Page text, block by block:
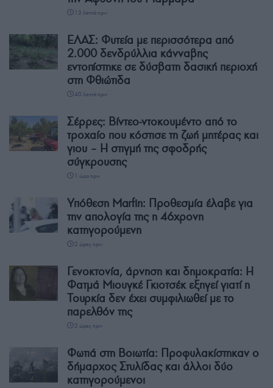
13 λεπτά πριν
ΕΛΑΣ: Φυτεία με περισσότερα από
2.000 δενδρύλλια κάνναβης
εντοπίστηκε σε δύσβατη δασική περιοχή
στη Φθιώτιδα
40 λεπτά πριν
Σέρρες: Βίντεο-ντοκουμέντο από το
τροχαίο που κόστισε τη ζωή μητέρας και
γιου – Η στιγμή της σφοδρής
σύγκρουσης
1 ώρα πριν
Υπόθεση Marfin: Προθεσμία έλαβε για
την απολογία της η 46χρονη
κατηγορούμενη
2 ώρες πριν
Γενοκτονία, άρνηση και δημοκρατία: Η
Φατμά Μιουγκέ Γκιοτσέκ εξηγεί γιατί η
Τουρκία δεν έχει συμφιλιωθεί με το
παρελθόν της
2 ώρες πριν
Φωτιά στη Βοιωτία: Προφυλακίστηκαν ο
δήμαρχος Στυλίδας και άλλοι δύο
κατηγορούμενοι